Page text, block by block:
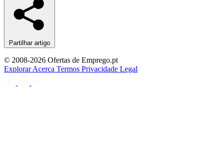
Partilhar artigo
© 2008-2026 Ofertas de Emprego.pt
ExplorarAcerca Termos Privacidade Legal